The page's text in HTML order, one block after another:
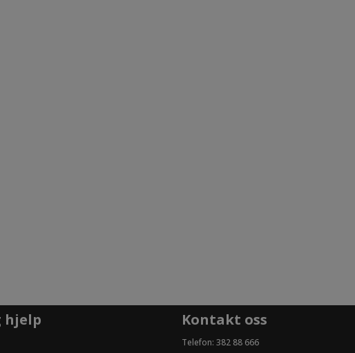
hjelp Kontakt oss
Telefon: 382 88 666